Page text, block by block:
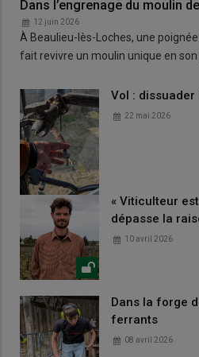
Dans l’engrenage du moulin
12 juin 2026
À Beaulieu-lès-Loches, une
fait revivre un moulin unique en son
Vol : dissuader
22 mai 2026
« Viticulteur
dépasse la
10 avril 2026
Dans la forge
ferrants
08 avril 2026